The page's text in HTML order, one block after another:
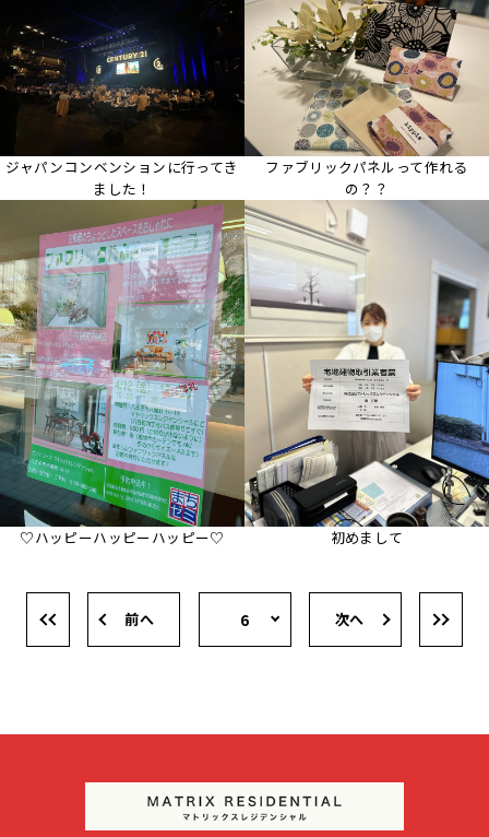
ジャパンコンベンションに行ってき
ました！
ファブリックパネルって作れる
の？？
♡ハッピーハッピーハッピー♡ 初めまして
前へ 6 次へ